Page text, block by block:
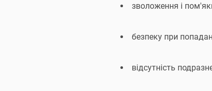
зволоження і
безпеку при
відсутність